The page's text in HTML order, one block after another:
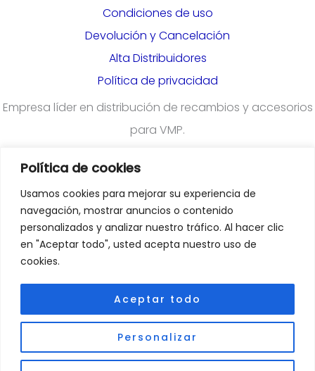
Política de cookies
Usamos cookies para mejorar su experiencia de
navegación, mostrar anuncios o contenido
personalizados y analizar nuestro tráfico. Al hacer clic
en "Aceptar todo", usted acepta nuestro uso de
cookies.
Personalizar
Aceptar todo
Condiciones de uso
Devolución y Cancelación
Alta Distribuidores
Política de privacidad
Empresa líder en distribución de recambios y accesorios
para VMP.
¿Quieres darte de alta en nuestra plataforma para
profesionales?Rellena el formulario
Departamento Comercial:
Departamento Atención Al Cliente:
TEL/Whatsapp: 633 578 906
Info@emoveiberica.com